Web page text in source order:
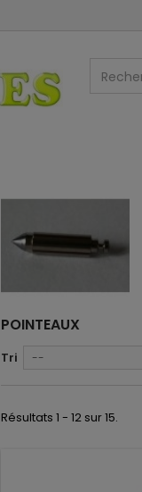
POINTEAUX
Tri --
Résultats 1 - 12 sur 15.